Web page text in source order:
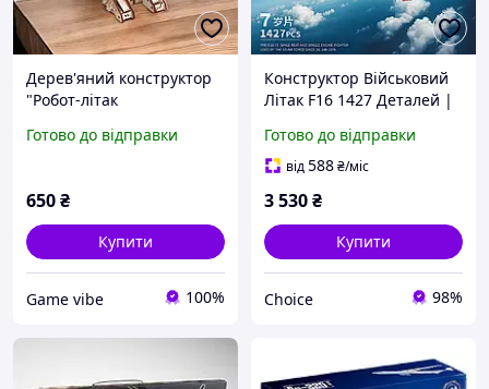
Дерев'яний конструктор
"Робот-літак
дерев'яна 3D-модель
Готово до відправки
650₴
Купити
Game vibe 100%
Конструктор Військовий
Літак F16 1427 Деталей |
Тематику || Choice
Готово до відправки
від588₴/міс
3 530₴
Купити
Choice 98%